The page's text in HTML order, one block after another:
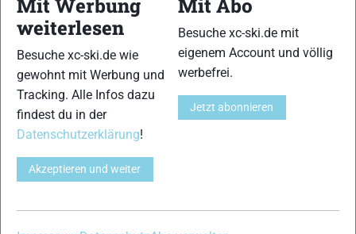
29 30
31
Mit Werbung
weiterlesen
Besuche xc-ski.de wie
gewohnt mit Werbung und
Tracking. Alle Infos dazu
findest du in der
Datenschutzerklärung!
Akzeptieren und weiter
Mit Abo
Besuche xc-ski.de mit
eigenem Account und völlig
werbefrei.
Jetzt abonnieren